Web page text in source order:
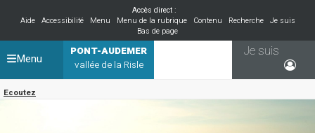
Accès direct :
Aide
Accessibilité Menu Menu de la rubrique Contenu Recherche
Je suis
Bas de page
PONT-AUDEMER
vallée de la Risle
Ecoutez
Je suis
Menu